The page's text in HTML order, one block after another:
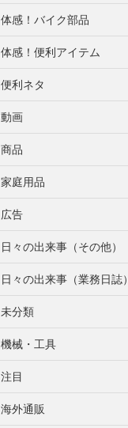
体感！バイク部品
体感！便利アイテム
便利ネタ
動画
商品
家庭用品
広告
日々の出来事（その他）
日々の出来事（業務日誌）
未分類
機械・工具
注目
海外通販